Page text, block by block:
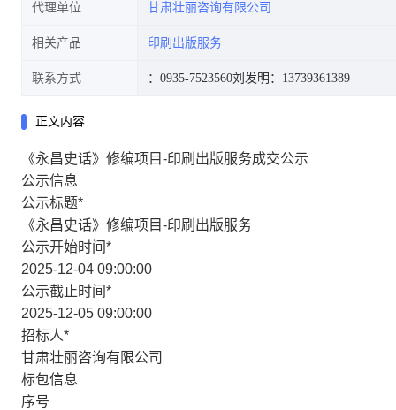
代理单位 甘肃壮丽咨询有限公司
相关产品 印刷出版服务
联系方式 ：0935-7523560刘发明：13739361389
正文内容
《永昌史话》修编项目-印刷出版服务成交公示
公示信息
公示标题*
《永昌史话》修编项目-印刷出版服务
公示开始时间*
2025-12-04 09:00:00
公示截止时间*
2025-12-05 09:00:00
招标人*
甘肃壮丽咨询有限公司
标包信息
序号